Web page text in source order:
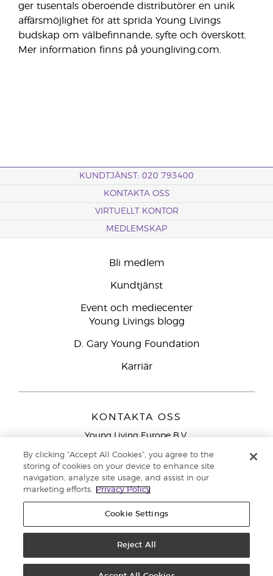
ger tusentals oberoende distributörer en unik
affärsmöjlighet för att sprida Young Livings
budskap om välbefinnande, syfte och överskott.
Mer information finns på youngliving.com.
KUNDTJÄNST: 020 793400
KONTAKTA OSS
VIRTUELLT KONTOR
MEDLEMSKAP
Bli medlem
Kundtjänst
Event och mediecenter
Young Livings blogg
D. Gary Young Foundation
Karriär
KONTAKTA OSS
Young Living Europe B.V.
9727 AJ Groningen
Nederländerna
Kundtjänst – Avgiftsfritt lokalsamtal (ej från
mobiltelefon):020 793400
Sekretess
By clicking “Accept All Cookies”, you agree to the
storing of cookies on your device to enhance site
navigation, analyze site usage, and assist in our
marketing efforts.
Privacy Policy
Cookie Settings
Reject All